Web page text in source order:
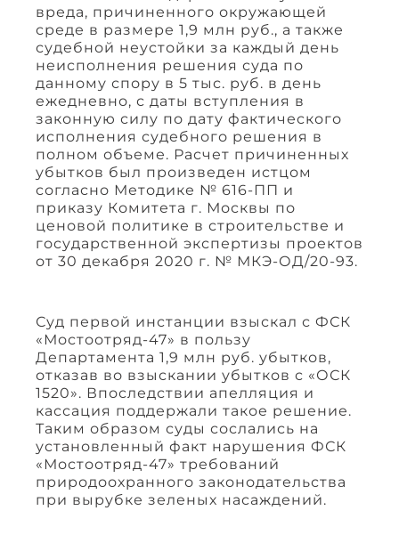
вреда, причиненного окружающей
среде в размере 1,9 млн руб., а также
судебной неустойки за каждый день
неисполнения решения суда по
данному спору в 5 тыс. руб. в день
ежедневно, с даты вступления в
законную силу по дату фактического
исполнения судебного решения в
полном объеме. Расчет причиненных
убытков был произведен истцом
согласно Методике № 616-ПП и
приказу Комитета г. Москвы по
ценовой политике в строительстве и
государственной экспертизы проектов
от 30 декабря 2020 г. № МКЭ-ОД/20-93.
Суд первой инстанции взыскал с ФСК
«Мостоотряд-47» в пользу
Департамента 1,9 млн руб. убытков,
отказав во взыскании убытков с «ОСК
1520». Впоследствии апелляция и
кассация поддержали такое решение.
Таким образом суды сослались на
установленный факт нарушения ФСК
«Мостоотряд-47» требований
природоохранного законодательства
при вырубке зеленых насаждений.